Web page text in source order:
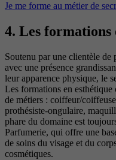
Je me forme au métier de
4. Les formations
Soutenu par une clientèle
avec une présence
leur apparence physique, le
Les formations en
de métiers : coiffeur/
prothésiste-ongulaire,
phare du domaine est
Parfumerie, qui offre une
de soins du visage et du
cosmétiques.